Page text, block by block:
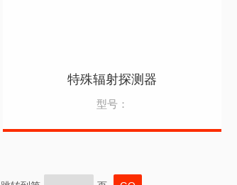
特殊辐射探测器
型号：